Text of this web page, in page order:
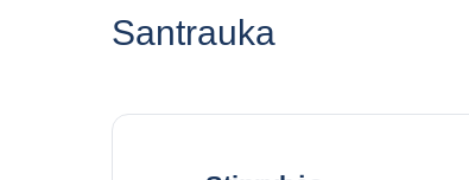
Santrauka